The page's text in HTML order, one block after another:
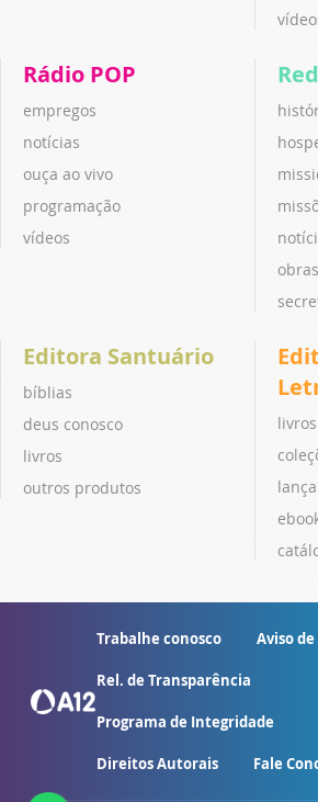
Rádio POP
empregos
notícias
ouça ao vivo
programação
vídeos
Editora Santuário
bíblias
deus conosco
livros
outros produtos
livros
Trabalhe conosco Aviso
Rel. de Transparência
Programa de Integridade
Direitos Autorais Fale